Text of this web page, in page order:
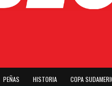
PEÑAS HISTORIA COPA